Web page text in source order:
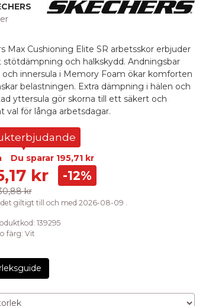
Max Cushioning Elite SR arbetsskor erbjuder
och halkskydd. Andningsbar
och innersula i Memory Foam ökar komforten
belastningen. Extra dämpning i hälen och
yttersula gör skorna till ett säkert och
val för långa arbetsdagar.
Du sparar 195,71 kr
kr
kr
-12%
giltigt till och med 2026-08-09 .
139295
färg: Vit